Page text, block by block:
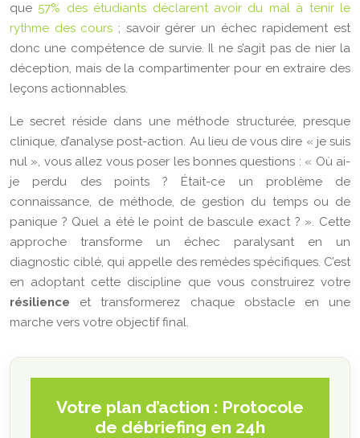
que 57% des étudiants déclarent avoir du mal à tenir le
rythme des cours ; savoir gérer un échec rapidement est
donc une compétence de survie. Il ne s’agit pas de nier la
déception, mais de la compartimenter pour en extraire des
leçons actionnables.
Le secret réside dans une méthode structurée, presque
clinique, d’analyse post-action. Au lieu de vous dire « je suis
nul », vous allez vous poser les bonnes questions : « Où ai-
je perdu des points ? Était-ce un problème de
connaissance, de méthode, de gestion du temps ou de
panique ? Quel a été le point de bascule exact ? ». Cette
approche transforme un échec paralysant en un
diagnostic ciblé, qui appelle des remèdes spécifiques. C’est
en adoptant cette discipline que vous construirez votre
résilience et transformerez chaque obstacle en une
marche vers votre objectif final.
Votre plan d’action : Protocole
de débriefing en 24h